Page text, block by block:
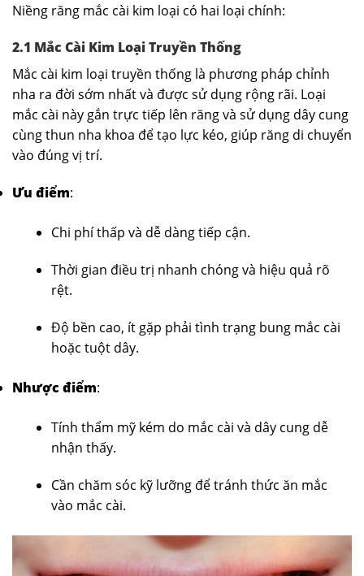
Niềng răng mắc cài kim loại có hai loại chính:
2.1 Mắc Cài Kim Loại Truyền Thống
Mắc cài kim loại truyền thống là phương pháp chỉnh
nha ra đời sớm nhất và được sử dụng rộng rãi. Loại
mắc cài này gắn trực tiếp lên răng và sử dụng dây cung
cùng thun nha khoa để tạo lực kéo, giúp răng di chuyển
vào đúng vị trí.
Ưu điểm:
Chi phí thấp và dễ dàng tiếp cận.
Thời gian điều trị nhanh chóng và hiệu quả rõ
rệt.
Độ bền cao, ít gặp phải tình trạng bung mắc cài
hoặc tuột dây.
Nhược điểm:
Tính thẩm mỹ kém do mắc cài và dây cung dễ
nhận thấy.
Cần chăm sóc kỹ lưỡng để tránh thức ăn mắc
vào mắc cài.